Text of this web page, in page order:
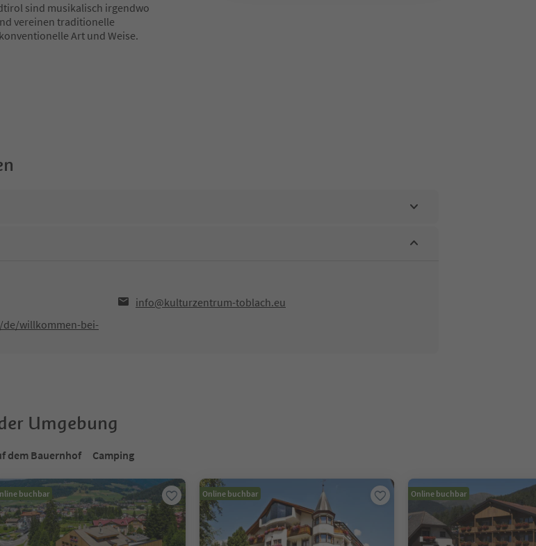
sind musikalisch irgendwo
vereinen traditionelle
Art und Weise.
info@kulturzentrum-toblach.eu
willkommen-bei-
Umgebung
dem Bauernhof Camping
buchbar Online buchbar Online buchbar